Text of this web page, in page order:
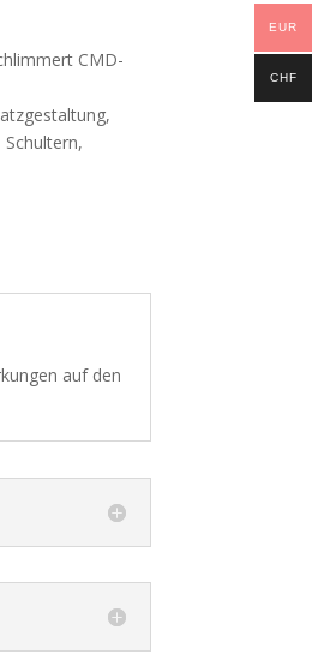
CMD-
auf den
EUR
CHF